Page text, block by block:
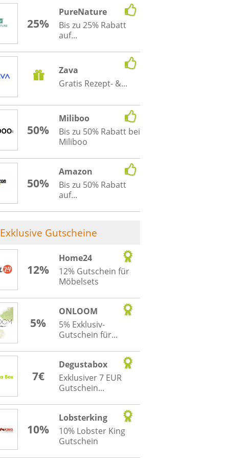
25%
PureNature
Bis zu 25% Rabatt
auf...
Zava
Gratis Rezept- &...
50%
Miliboo
Bis zu 50% Rabatt bei
Miliboo
50%
Amazon
Bis zu 50% Rabatt
auf...
Exklusive Gutscheine
12%
Home24
12% Gutschein für
Möbelsets
5%
ONLOOM
5% Exklusiv-
Gutschein für...
7€
Degustabox
Exklusiver 7 EUR
Gutschein...
10%
Lobsterking
10% Lobster King
Gutschein